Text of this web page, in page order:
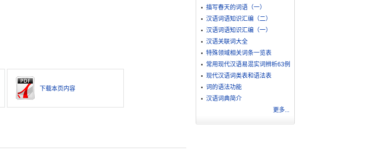
下载本页内容
描写春天的词语（一）
汉语词语知识汇编（二）
汉语词语知识汇编（一）
汉语关联词大全
特殊领域相关词条一览表
常用现代汉语易混实词辨析63例
现代汉语词类表和语法表
词的语法功能
汉语词典简介
更多...